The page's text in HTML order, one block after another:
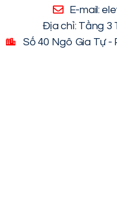
E-mail:
Địa chỉ: Tầng 3
Số 40 Ngô Gia Tự -